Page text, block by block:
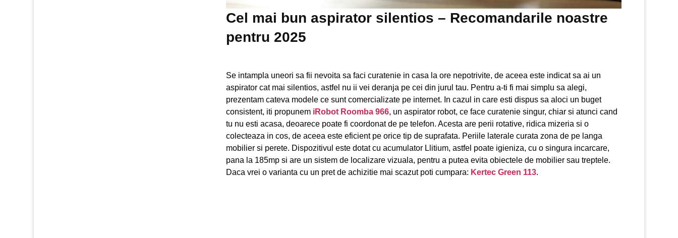
Cel mai bun aspirator silentios – Recomandarile noastre
pentru 2025
Se intampla uneori sa fii nevoita sa faci curatenie in casa la ore nepotrivite, de aceea este indicat sa ai un
aspirator cat mai silentios, astfel nu ii vei deranja pe cei din jurul tau. Pentru a-ti fi mai simplu sa alegi,
prezentam cateva modele ce sunt comercializate pe internet. In cazul in care esti dispus sa aloci un buget
consistent, iti propunem iRobot Roomba 966, un aspirator robot, ce face curatenie singur, chiar si atunci cand
tu nu esti acasa, deoarece poate fi coordonat de pe telefon. Acesta are perii rotative, ridica mizeria si o
colecteaza in cos, de aceea este eficient pe orice tip de suprafata. Periile laterale curata zona de pe langa
mobilier si perete. Dispozitivul este dotat cu acumulator Llitium, astfel poate igieniza, cu o singura incarcare,
pana la 185mp si are un sistem de localizare vizuala, pentru a putea evita obiectele de mobilier sau treptele.
Daca vrei o varianta cu un pret de achizitie mai scazut poti cumpara: Kertec Green 113.